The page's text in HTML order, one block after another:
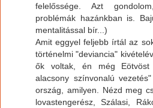
felelőssége. Azt
problémák hazánkban is.
mentalitással bír...)
Amit eggyel feljebb írtál az
történelmi "deviancia"
ők voltak, én még Eötvöst
alacsony színvonalú
ország, amilyen. Nézd meg
lovastengerész, Szálasi,